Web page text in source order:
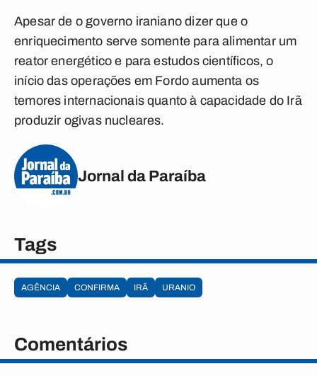
Apesar de o governo iraniano dizer que o
enriquecimento serve somente para alimentar um
reator energético e para estudos científicos, o
início das operações em Fordo aumenta os
temores internacionais quanto à capacidade do Irã
produzir ogivas nucleares.
Jornal da Paraíba
Tags
AGÊNCIA CONFIRMA IRÃ URANIO
Comentários